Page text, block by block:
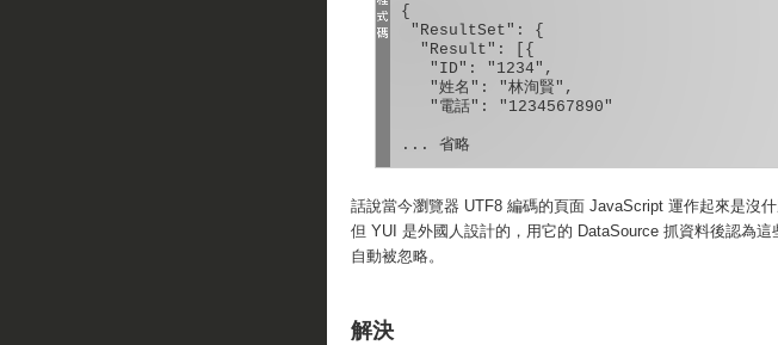
{
"ResultSet": {
"Result": [{
"ID": "1234",
"姓名": "林洵賢",
"電話": "1234567890"
話說當今瀏覽器 UTF8 編碼的頁面 JavaScript 運作起來是沒什
但 YUI 是外國人設計的，用它的 DataSource 抓資料後認為
自動被忽略。
解決